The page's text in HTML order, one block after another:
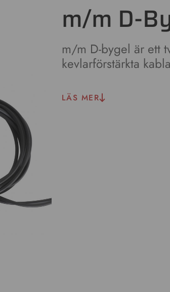
m/m D-
m/m D-bygel är ett
kevlarförstärkta
LÄS MER